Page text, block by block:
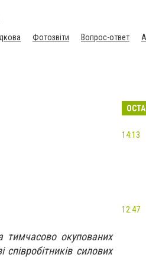
Фотозвіти Вопрос-ответ
тимчасово окупованих
силових
14:13
12:47